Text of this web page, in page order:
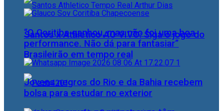
Santos x Athletico AO VIVO: Siga o jogo do
Brasileirão em tempo real
“O Coritiba ganhou, mas não foi uma boa
performance. Não dá para fantasiar”
Jovens negros do Rio e da Bahia recebem
bolsa para estudar no exterior